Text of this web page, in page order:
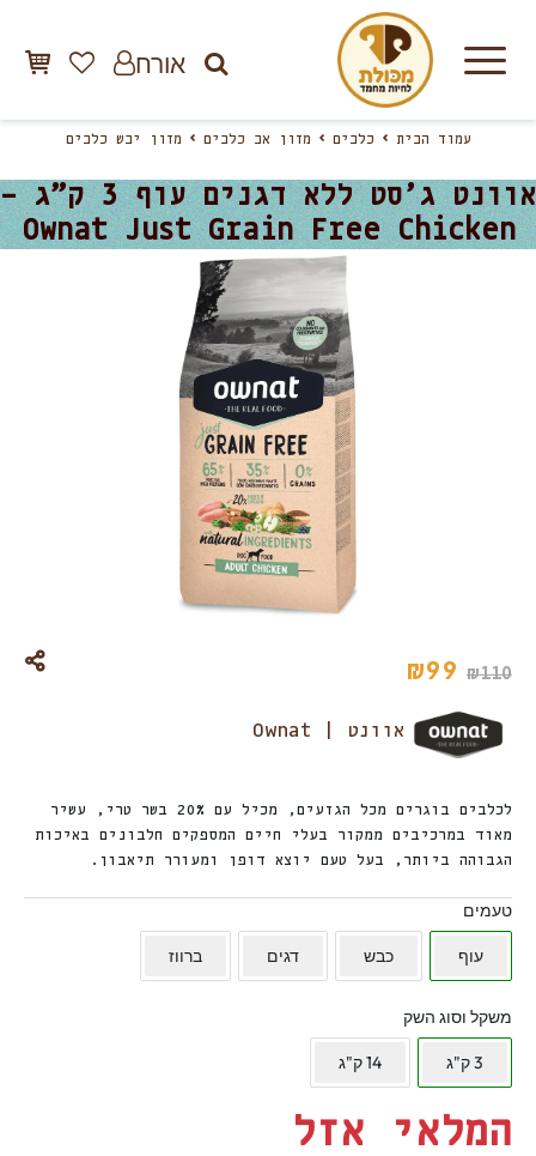
אורח
עמוד הבית כלבים מזון אב כלבים מזון יבש כלבים
אוונט ג’סט ללא דגנים עוף 3 ק”ג –
Ownat Just Grain Free Chicken
₪110
₪99
אוונט | Ownat
לכלבים בוגרים מכל הגזעים, מכיל עם 20% בשר טרי, עשיר
מאוד במרכיבים ממקור בעלי חיים המספקים חלבונים באיכות
הגבוהה ביותר, בעל טעם יוצא דופן ומעורר תיאבון.
טעמים
ברווז דגים כבש עוף
משקל וסוג השק
14 ק"ג 3 ק"ג
המלאי אזל